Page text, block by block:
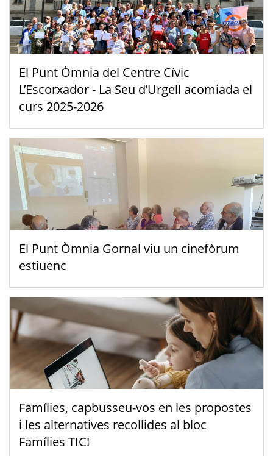
El Punt Òmnia del Centre Cívic
L’Escorxador - La Seu d’Urgell acomiada el
curs 2025-2026
El Punt Òmnia Gornal viu un cinefòrum
estiuenc
Famílies, capbusseu-vos en les propostes
i les alternatives recollides al bloc
Famílies TIC!